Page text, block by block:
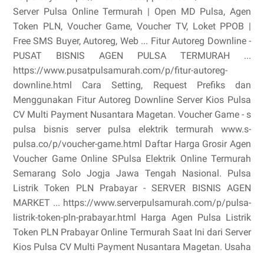
Server Pulsa Online Termurah | Open MD Pulsa, Agen
Token PLN, Voucher Game, Voucher TV, Loket PPOB |
Free SMS Buyer, Autoreg, Web ... Fitur Autoreg Downline -
PUSAT BISNIS AGEN PULSA TERMURAH ...
https://www.pusatpulsamurah.com/p/fitur-autoreg-
downline.html Cara Setting, Request Prefiks dan
Menggunakan Fitur Autoreg Downline Server Kios Pulsa
CV Multi Payment Nusantara Magetan. Voucher Game - s
pulsa bisnis server pulsa elektrik termurah www.s-
pulsa.co/p/voucher-game.html Daftar Harga Grosir Agen
Voucher Game Online SPulsa Elektrik Online Termurah
Semarang Solo Jogja Jawa Tengah Nasional. Pulsa
Listrik Token PLN Prabayar - SERVER BISNIS AGEN
MARKET ... https://www.serverpulsamurah.com/p/pulsa-
listrik-token-pln-prabayar.html Harga Agen Pulsa Listrik
Token PLN Prabayar Online Termurah Saat Ini dari Server
Kios Pulsa CV Multi Payment Nusantara Magetan. Usaha